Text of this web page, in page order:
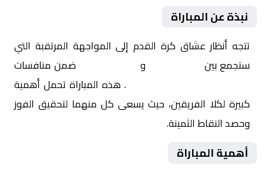
نبذة عن المباراة
تتجه أنظار عشاق كرة القدم إلى المواجهة المرتقبة التي
ستجمع بين
و
ضمن منافسات
. هذه المباراة تحمل أهمية
كبيرة لكلا الفريقين، حيث يسعى كل منهما لتحقيق الفوز
وحصد النقاط الثمينة.
أهمية المباراة